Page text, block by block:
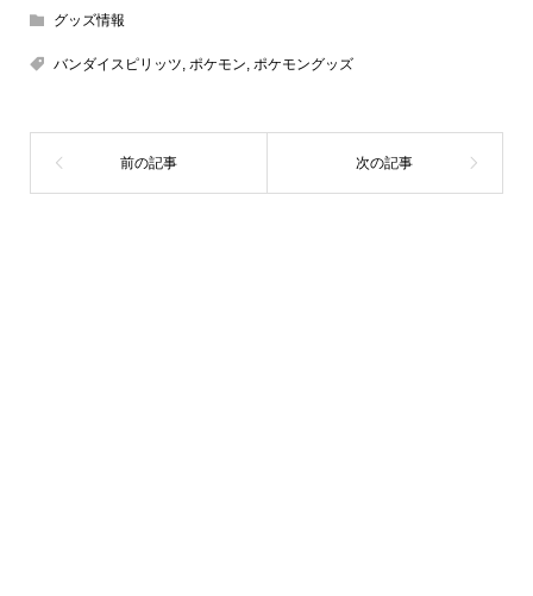
グッズ情報
バンダイスピリッツ, ポケモン, ポケモングッズ